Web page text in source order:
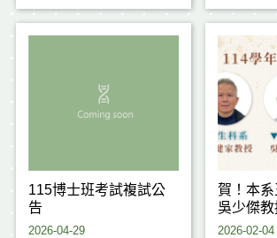
115博士班考試複試公
告
2026-04-29
賀！本系
吳少傑
授 榮獲
2026-02-04